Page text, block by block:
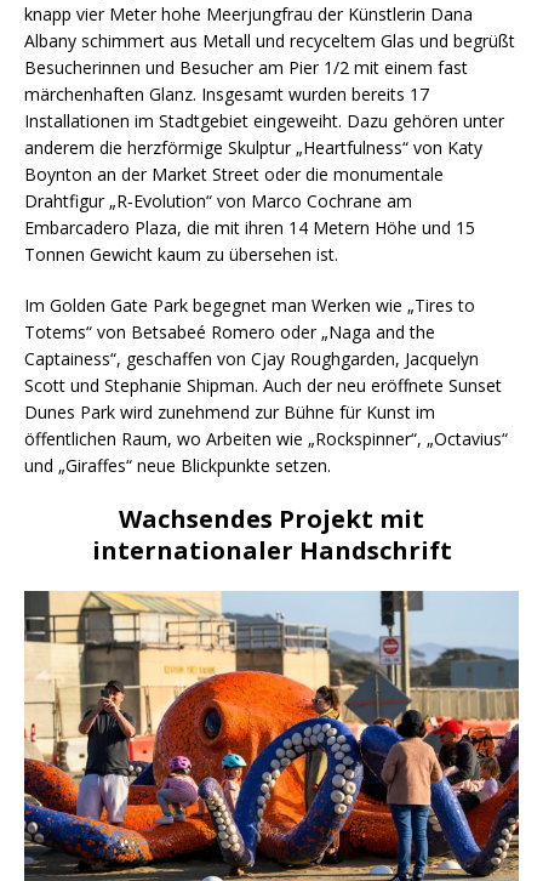
knapp vier Meter hohe Meerjungfrau der Künstlerin Dana
Albany schimmert aus Metall und recyceltem Glas und begrüßt
Besucherinnen und Besucher am Pier 1/2 mit einem fast
märchenhaften Glanz. Insgesamt wurden bereits 17
Installationen im Stadtgebiet eingeweiht. Dazu gehören unter
anderem die herzförmige Skulptur „Heartfulness“ von Katy
Boynton an der Market Street oder die monumentale
Drahtfigur „R‑Evolution“ von Marco Cochrane am
Embarcadero Plaza, die mit ihren 14 Metern Höhe und 15
Tonnen Gewicht kaum zu übersehen ist.
Im Golden Gate Park begegnet man Werken wie „Tires to
Totems“ von Betsabeé Romero oder „Naga and the
Captainess“, geschaffen von Cjay Roughgarden, Jacquelyn
Scott und Stephanie Shipman. Auch der neu eröffnete Sunset
Dunes Park wird zunehmend zur Bühne für Kunst im
öffentlichen Raum, wo Arbeiten wie „Rockspinner“, „Octavius“
und „Giraffes“ neue Blickpunkte setzen.
Wachsendes Projekt mit
internationaler Handschrift